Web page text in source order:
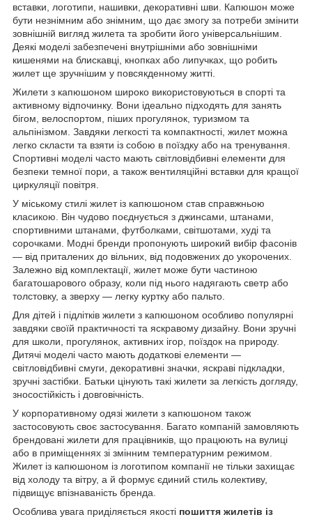
вставки, логотипи, нашивки, декоративні шви. Капюшон може
бути незнімним або знімним, що дає змогу за потреби змінити
зовнішній вигляд жилета та зробити його універсальнішим.
Деякі моделі забезпечені внутрішніми або зовнішніми
кишенями на блискавці, кнопках або липучках, що робить
жилет ще зручнішим у повсякденному житті.
Жилети з капюшоном широко використовуються в спорті та
активному відпочинку. Вони ідеально підходять для занять
бігом, велоспортом, піших прогулянок, туризмом та
альпінізмом. Завдяки легкості та компактності, жилет можна
легко скласти та взяти із собою в поїздку або на тренування.
Спортивні моделі часто мають світловідбивні елементи для
безпеки темної пори, а також вентиляційні вставки для кращої
циркуляції повітря.
У міському стилі жилет із капюшоном став справжньою
класикою. Він чудово поєднується з джинсами, штанами,
спортивними штанами, футболками, світшотами, худі та
сорочками. Модні бренди пропонують широкий вибір фасонів
— від приталених до вільних, від подовжених до укорочених.
Залежно від комплектації, жилет може бути частиною
багатошарового образу, коли під нього надягають светр або
толстовку, а зверху — легку куртку або пальто.
Для дітей і підлітків жилети з капюшоном особливо популярні
завдяки своїй практичності та яскравому дизайну. Вони зручні
для школи, прогулянок, активних ігор, поїздок на природу.
Дитячі моделі часто мають додаткові елементи —
світловідбивні смуги, декоративні значки, яскраві підкладки,
зручні застібки. Батьки цінують такі жилети за легкість догляду,
зносостійкість і довговічність.
У корпоративному одязі жилети з капюшоном також
застосовують своє застосування. Багато компаній замовляють
брендовані жилети для працівників, що працюють на вулиці
або в приміщеннях зі змінним температурним режимом.
Жилет із капюшоном із логотипом компанії не тільки захищає
від холоду та вітру, а й формує єдиний стиль колективу,
підвищує впізнаваність бренда.
Особлива увага приділяється якості пошиття жилетів із